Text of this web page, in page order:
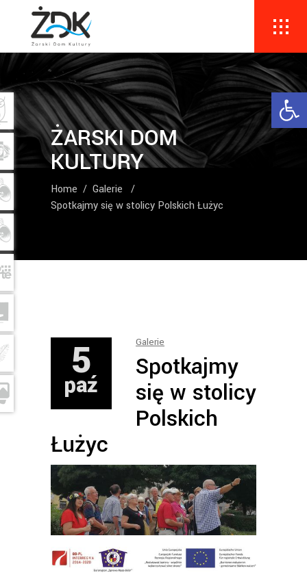
ŻARSKI DOM
KULTURY
Home / Galerie
/
Spotkajmy się w stolicy Polskich Łużyc
5
paź
Galerie
Spotkajmy
się w stolicy
Polskich
Łużyc